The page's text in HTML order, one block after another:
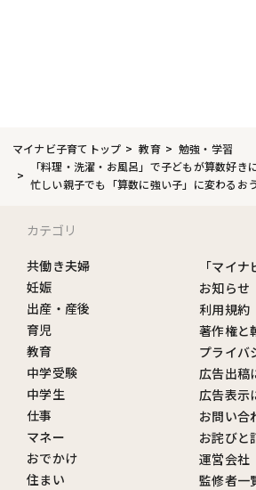
マイナビ子育てトップ 教育
勉強・学習
「料理・洗濯・お風呂」で子どもが算数好き
忙しい親子でも「算数に強い子」に変わるお
カテゴリ
共働き夫婦
妊娠
出産・産後
育児
教育
中学受験
中学生
仕事
マネー
おでかけ
住まい
「マイ
お知らせ
利用規約
著作権と
プライバ
広告出稿
広告表示
お問い合
お詫びと
運営会社
監修者一